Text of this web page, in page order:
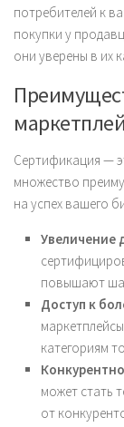
потребителей к
покупки у
они уверены в их
Сертификация —
множество
на успех вашего
Увеличение
повышают
Доступ к
категориям
может стать
от